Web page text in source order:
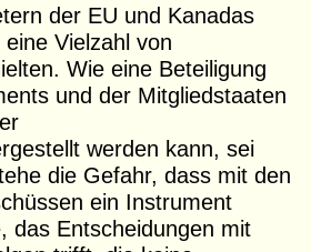
der EU und Kanadas
Vielzahl von
Wie eine Beteiligung
und der Mitgliedstaaten
werden kann, sei
die Gefahr, dass mit den
ein Instrument
das Entscheidungen mit